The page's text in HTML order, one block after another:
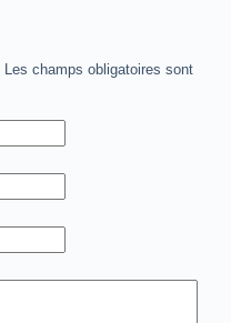
Les champs obligatoires sont